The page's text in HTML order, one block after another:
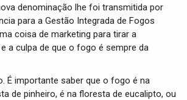
denominação lhe foi transmitida por
para a Gestão Integrada de Fogos
coisa de marketing para tirar a
a culpa de que o fogo é sempre da
É importante saber que o fogo é na
de pinheiro, é na floresta de eucalipto, ou